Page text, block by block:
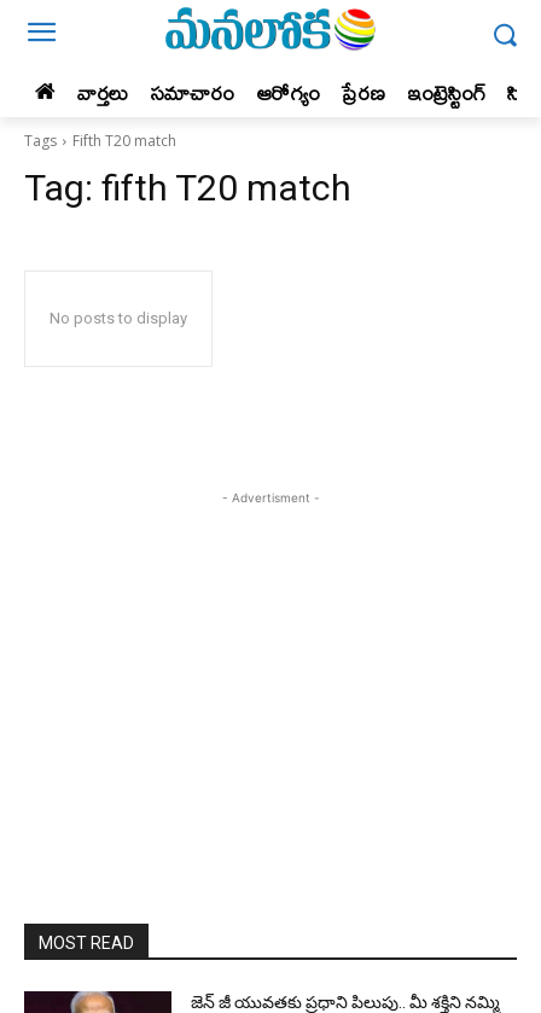
వార్తలు సమాచారం ఆరోగ్యం ప్రేర‌ణ‌ ఇంట్రెస్టింగ్‌
Tags Fifth T20 match
Tag: fifth T20 match
No posts to display
- Advertisment -
MOST READ
జెన్‌ జీ యువతకు ప్రధాని పిలుపు.. మీ శక్తిని నమ్మి